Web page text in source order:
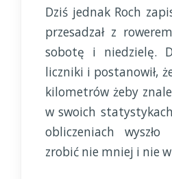
Dziś jednak Roch
przesadzał z
sobotę i niedzielę.
liczniki i postanowił,
kilometrów żeby
w swoich
obliczeniach
zrobić nie mniej i nie